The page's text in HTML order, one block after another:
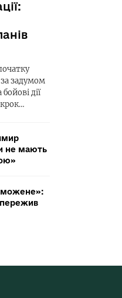
за задумом
дії
не мають
пережив